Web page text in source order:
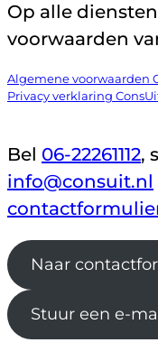
Op alle
voorwaarden
Algemene voorwaarden
Privacy verklaring
Bel 06-22261112,
info@consuit.nl
Naar
Stuur een e-